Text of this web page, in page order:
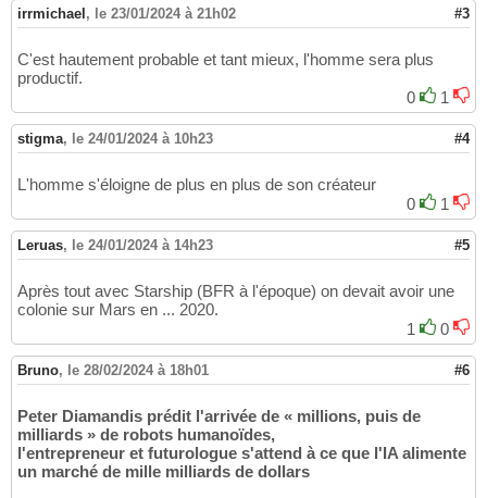
irrmichael , le 23/01/2024 à 21h02 #3
C'est hautement probable et tant mieux, l'homme sera plus
productif.
0
1
stigma, le 24/01/2024 à 10h23 #4
L'homme s'éloigne de plus en plus de son créateur
0
1
Leruas, le 24/01/2024 à 14h23 #5
Après tout avec Starship (BFR à l'époque) on devait avoir une
colonie sur Mars en ... 2020.
1
0
Bruno, le 28/02/2024 à 18h01 #6
Peter Diamandis prédit l'arrivée de « millions, puis de
milliards » de robots humanoïdes,
l'entrepreneur et futurologue s'attend à ce que l'IA alimente
un marché de mille milliards de dollars